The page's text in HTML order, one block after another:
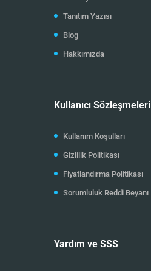
Tanıtım Yazısı
Blog
Hakkımızda
Kullanıcı Sözleşmeleri
Kullanım Koşulları
Gizlilik Politikası
Fiyatlandırma Politikası
Sorumluluk Reddi Beyanı
Yardım ve SSS